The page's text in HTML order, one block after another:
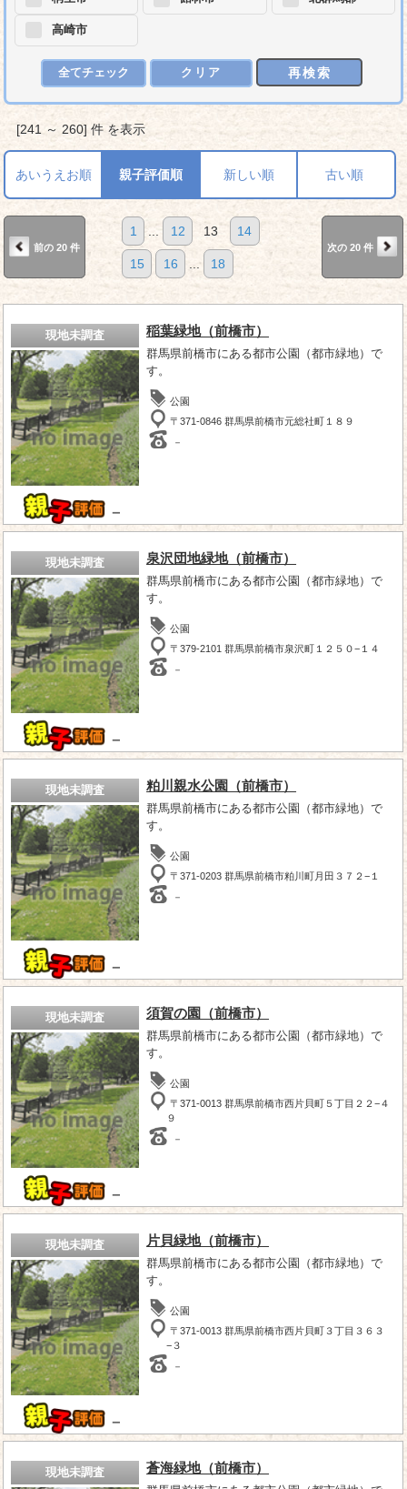
高崎市
全てチェック クリア 再検索
[241 ～ 260] 件 を表示
あいうえお順 親子評価順 新しい順 古い順
前の 20 件
1 12 13 14
15 16 18
次の 20 件
現地未調査
－
稲葉緑地（前橋市）
群馬県前橋市にある都市公園（都市緑地）で
す。
公園
〒371-0846 群馬県前橋市元総社町１８９
－
現地未調査
－
泉沢団地緑地（前橋市）
群馬県前橋市にある都市公園（都市緑地）で
す。
公園
〒379-2101 群馬県前橋市泉沢町１２５０−１４
－
現地未調査
－
粕川親水公園（前橋市）
群馬県前橋市にある都市公園（都市緑地）で
す。
公園
〒371-0203 群馬県前橋市粕川町月田３７２−１
－
現地未調査
－
須賀の園（前橋市）
群馬県前橋市にある都市公園（都市緑地）で
す。
公園
〒371-0013 群馬県前橋市西片貝町５丁目２２−４
９
－
現地未調査
－
片貝緑地（前橋市）
群馬県前橋市にある都市公園（都市緑地）で
す。
公園
〒371-0013 群馬県前橋市西片貝町３丁目３６３
−３
－
現地未調査 蒼海緑地（前橋市）